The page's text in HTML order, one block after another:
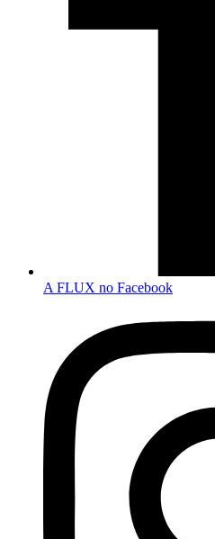
A FLUX no Facebook